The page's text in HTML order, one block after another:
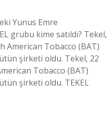
Yunus Emre
grubu kime satıldı? Tekel,
American Tobacco (BAT)
şirketi oldu. Tekel, 22
Tobacco (BAT)
şirketi oldu. TEKEL